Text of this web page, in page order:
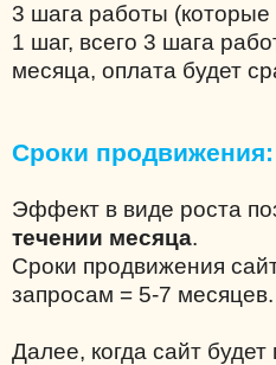
3 шага работы
1 шаг, всего 3 шага
месяца, оплата будет
Сроки продвижения:
Эффект в виде роста
течении месяца.
Сроки продвижения
запросам = 5-7 месяцев.
Далее, когда сайт будет